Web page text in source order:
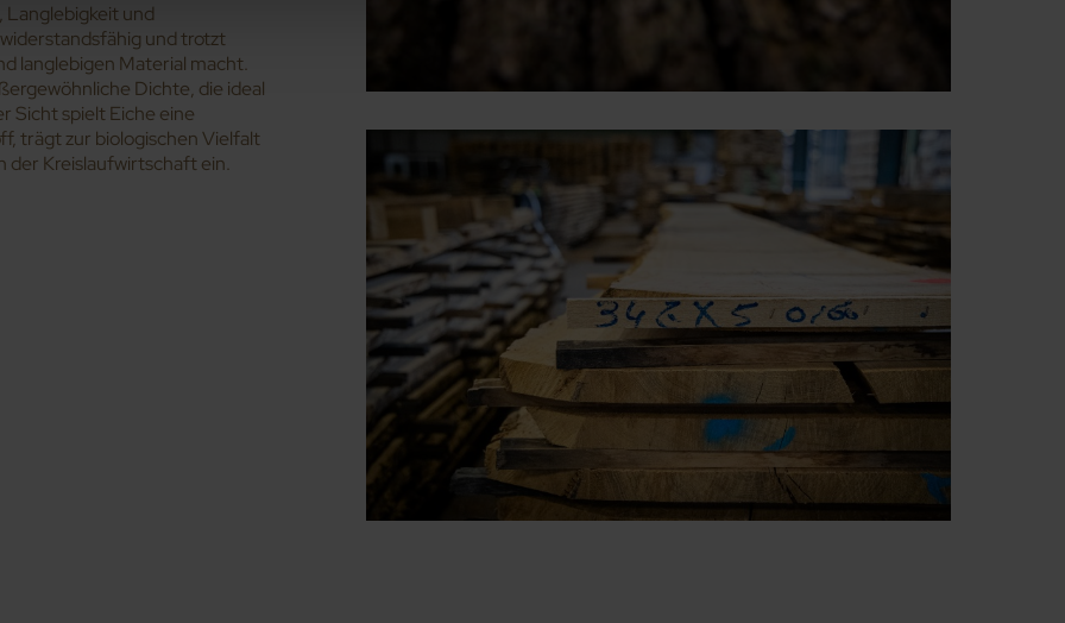
Langlebigkeit und
und trotzt
langlebigen Material macht.
Dichte, die ideal
Sicht spielt Eiche eine
trägt zur biologischen Vielfalt
der Kreislaufwirtschaft ein.